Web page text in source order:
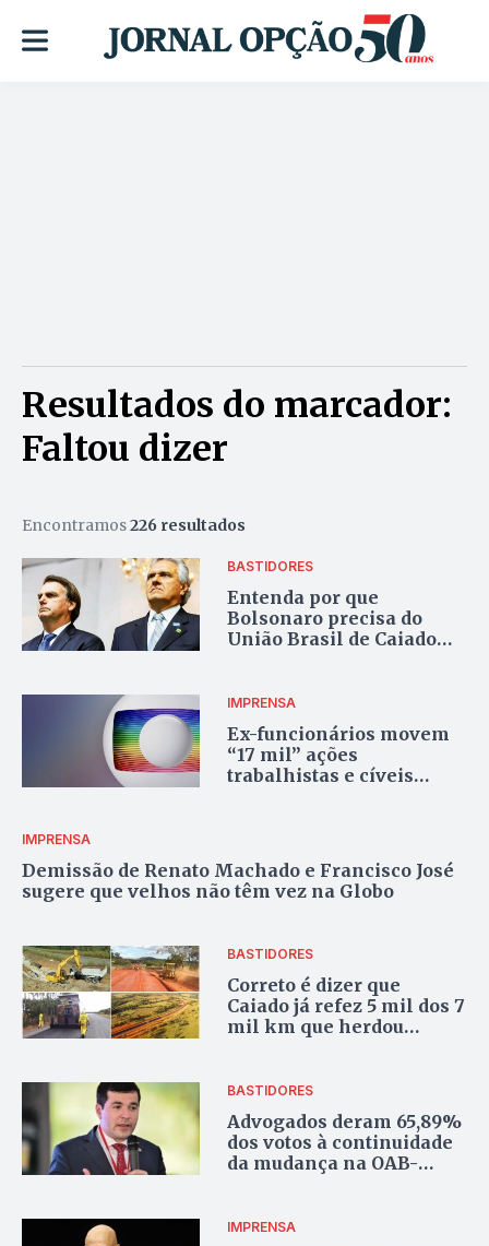
Resultados do marcador:
Faltou dizer
Encontramos226 resultados
BASTIDORES
Entenda por que
Bolsonaro precisa do
União Brasil de Caiado
IMPRENSA
Ex-funcionários movem
“17 mil” ações
trabalhistas e cíveis
IMPRENSA
Demissão de Renato Machado e Francisco José
sugere que velhos não têm vez na Globo
BASTIDORES
Correto é dizer que
Caiado já refez 5 mil dos 7
mil km que herdou
BASTIDORES
Advogados deram 65,89%
dos votos à continuidade
da mudança na OAB-
IMPRENSA